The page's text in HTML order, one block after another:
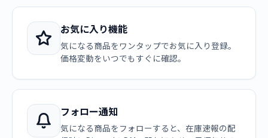
お気に入り機能
気になる商品をワンタップでお気に入り登録。
価格変動をいつでもすぐに確認。
フォロー通知
気になる商品をフォローすると、在庫速報の配